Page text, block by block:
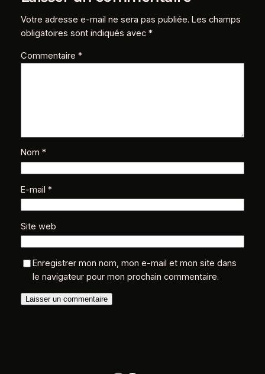
Votre adresse e-mail ne sera pas publiée. Les champs
obligatoires sont indiqués avec *
Commentaire *
Nom *
E-mail *
Site web
Enregistrer mon nom, mon e-mail et mon site dans
le navigateur pour mon prochain commentaire.